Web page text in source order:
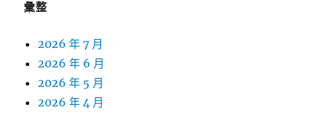
彙整
2026 年 7 月
2026 年 6 月
2026 年 5 月
2026 年 4 月